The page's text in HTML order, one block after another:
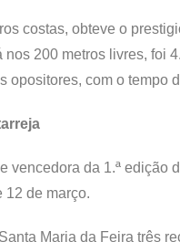
costas, obteve o
nos 200 metros livres, foi
opositores, com o tempo
vencedora da 1.ª edição
12 de março.
Maria da Feira três